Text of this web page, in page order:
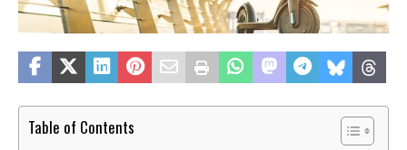
Table of Contents